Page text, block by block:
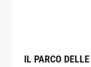
IL PARCO